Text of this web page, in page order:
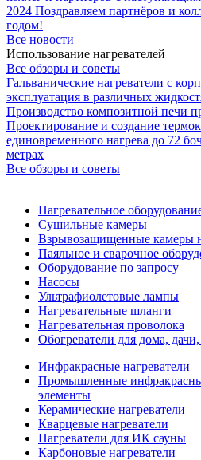
2024 Поздравляем партнёров и
годом!
Все новости
Использование нагревателей
Все обзоры и советы
Гальванические нагреватели с
эксплуатация в различных
Производство композитной печи
Проектирование и создание
единовременного нагрева до 72
метрах
Все обзоры и советы
Нагревательное
Сушильные камеры
Взрывозащищенные камеры
Паяльное и сварочное
Оборудование по запросу
Насосы
Ультрафиолетовые лампы
Нагревательные шланги
Нагревательная проволока
Обогреватели для дома, дачи,
Инфракрасные нагреватели
Промышленные
элементы
Керамические нагреватели
Кварцевые нагреватели
Нагреватели для ИК сауны
Карбоновые нагреватели